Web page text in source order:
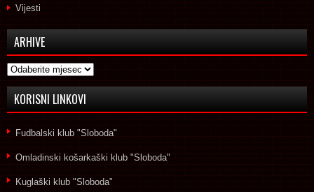
Vijesti
ARHIVE
Arhive
KORISNI LINKOVI
Fudbalski klub "Sloboda"
Omladinski košarkaški klub "Sloboda"
Kuglaški klub "Sloboda"